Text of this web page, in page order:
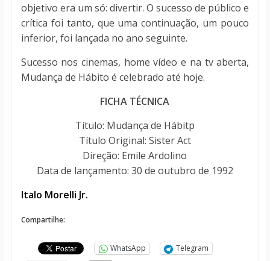
objetivo era um só: divertir. O sucesso de público e
crítica foi tanto, que uma continuação, um pouco
inferior, foi lançada no ano seguinte.
Sucesso nos cinemas, home vídeo e na tv aberta,
Mudança de Hábito é celebrado até hoje.
FICHA TÉCNICA
Título: Mudança de Hábitp
Título Original: Sister Act
Direção: Emile Ardolino
Data de lançamento: 30 de outubro de 1992
Italo Morelli Jr.
Compartilhe:
WhatsApp Telegram